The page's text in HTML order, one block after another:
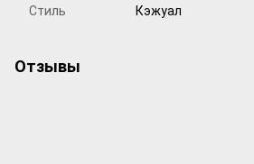
Стиль
Кэжуал
Отзывы